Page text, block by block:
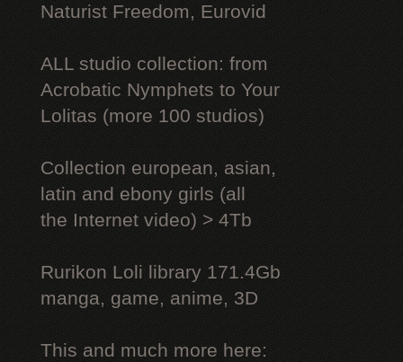
Naturist Freedom, Eurovid
ALL studio collection: from
Acrobatic Nymрhеts to Your
Lоlitаs (more 100 studios)
Collection european, asian,
latin and ebony girls (all
the Internet video) > 4Tb
Rurikon Lоli library 171.4Gb
manga, game, anime, 3D
This and much more here: